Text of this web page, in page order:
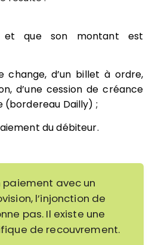
et que son montant est
change, d’un billet à ordre,
d’une cession de créance
(bordereau Dailly) ;
du débiteur.
paiement avec un
l’injonction de
pas. Il existe une
de recouvrement.